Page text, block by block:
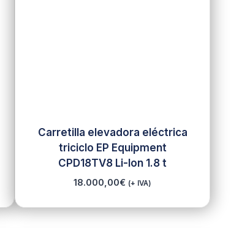
Carretilla elevadora eléctrica
triciclo EP Equipment
CPD18TV8 Li-Ion 1.8 t
18.000,00€ (+ IVA)